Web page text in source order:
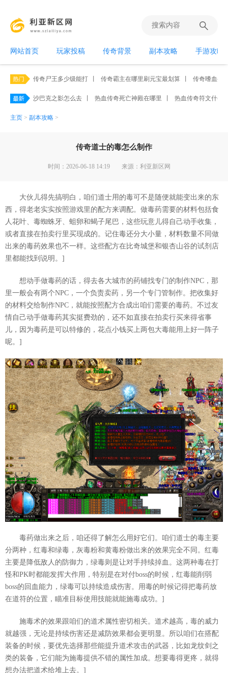
网站首页 玩家投稿 传奇背景 副本攻略 手游攻略
传奇尸王多少级能打 传奇霸主在哪里刷元宝最划算 传奇嗜血手
沙巴克之影怎么去 热血传奇死亡神殿在哪里 热血传奇符文什么
主页 > 副本攻略 >
传奇道士的毒怎么制作
时间：2026-06-18 14:19 来源：利亚新区网
大伙儿得先搞明白，咱们道士用的毒可不是随便就能变出来的东
西，得老老实实按照游戏里的配方来调配。做毒药需要的材料包括食
人花叶、毒蜘蛛牙、蛆卵和蝎子尾巴，这些玩意儿得自己动手收集，
或者直接在拍卖行里买现成的。记住毒还分大小量，材料数量不同做
出来的毒药效果也不一样。这些配方在比奇城堡和银杏山谷的试剂店
里都能找到说明。]
想动手做毒药的话，得去各大城市的药铺找专门的制作NPC，那
里一般会有两个NPC，一个负责卖药，另一个专门管制作。把收集好
的材料交给制作NPC，就能按照配方合成出咱们需要的毒药。不过友
情自己动手做毒药其实挺费劲的，还不如直接在拍卖行买来得省事
儿，因为毒药是可以特修的，花点小钱买上两包大毒能用上好一阵子
呢。]
毒药做出来之后，咱还得了解怎么用好它们。咱们道士的毒主要
分两种，红毒和绿毒，灰毒粉和黄毒粉做出来的效果完全不同。红毒
主要是降低敌人的防御力，绿毒则是让对手持续掉血。这两种毒在打
怪和PK时都能发挥大作用，特别是在对付boss的时候，红毒能削弱
boss的回血能力，绿毒可以持续造成伤害。用毒的时候记得把毒药放
在道符的位置，瞄准目标使用技能就能施毒成功。]
施毒术的效果跟咱们的道术属性密切相关。道术越高，毒的威力
就越强，无论是持续伤害还是减防效果都会更明显。所以咱们在搭配
装备的时候，要优先选择那些能提升道术攻击的武器，比如龙纹剑之
类的装备，它们能为施毒提供不错的属性加成。想要毒得更疼，就得
想办法把道术给堆上去。]